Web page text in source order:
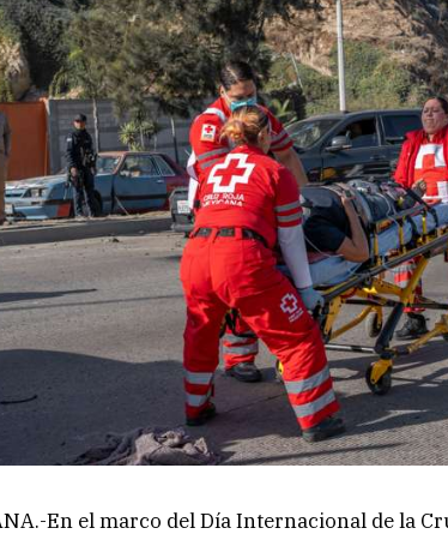
En el marco del Día Internacional de la